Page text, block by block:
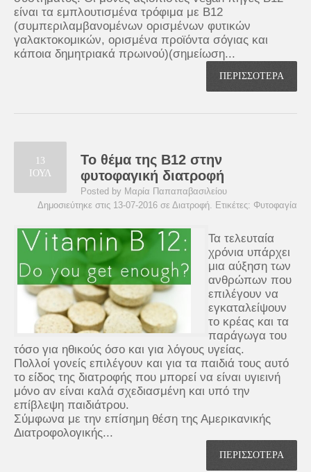
είναι τα εμπλουτισμένα τρόφιμα με Β12
(συμπεριλαμβανομένων ορισμένων φυτικών
γαλακτοκομικών, ορισμένα προϊόντα σόγιας και
κάποια δημητριακά πρωινού)(σημείωση...
ΠΕΡΙΣΣΟΤΕΡΑ
13
ΙΟΥΛ
Το θέμα της Β12 στην
φυτοφαγική διατροφή
Posted by Μαρία Παπαπαβασιλείου
Δημοσιεύτηκε στις 13-07-2016 σε Διατροφή. Ετικέτες: Φυτοφαγία
Τα τελευταία
χρόνια υπάρχει
μια αύξηση των
ανθρώπων που
επιλέγουν να
εγκαταλείψουν
το κρέας και τα
παράγωγα του
τόσο για ηθικούς όσο και για λόγους υγείας.
Πολλοί γονείς επιλέγουν και για τα παιδιά τους αυτό
το είδος της διατροφής που μπορεί να είναι υγιεινή
μόνο αν είναι καλά σχεδιασμένη και υπό την
επίβλεψη παιδιάτρου.
Σύμφωνα με την επίσημη θέση της Αμερικανικής
Διατροφολογικής...
ΠΕΡΙΣΣΟΤΕΡΑ